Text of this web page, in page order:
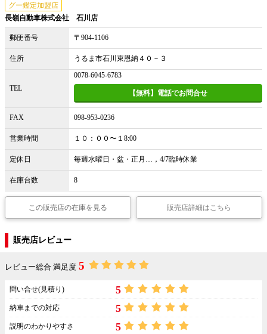
グー鑑定加盟店
長嶺自動車株式会社 石川店
郵便番号 〒904-1106
住所 うるま市石川東恩納４０－３
TEL
0078-6045-6783
【無料】電話でお問合せ
FAX 098-953-0236
営業時間 １０：００〜１8:00
定休日 毎週水曜日・盆・正月…，4/7臨時休業
在庫台数 8
この販売店の在庫を見る 販売店詳細はこちら
販売店レビュー
レビュー総合 満足度 5
問い合せ(見積り) 5
納車までの対応 5
説明のわかりやすさ 5